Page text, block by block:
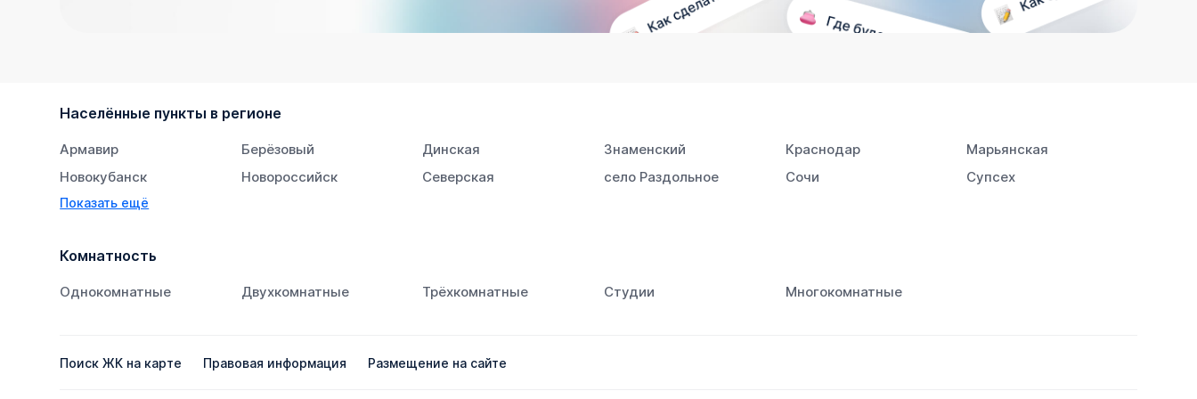
Населённые пункты в регионе
Армавир Берёзовый Динская Знаменский Краснодар
Марьянская
Новокубанск
Новороссийск Северская село Раздольное Сочи
Супсех
Тихорецк
Показать ещё
Комнатность
Однокомнатные Двухкомнатные Трёхкомнатные Студии Многокомнатные
Поиск ЖК на карте Правовая информация Размещение на сайте